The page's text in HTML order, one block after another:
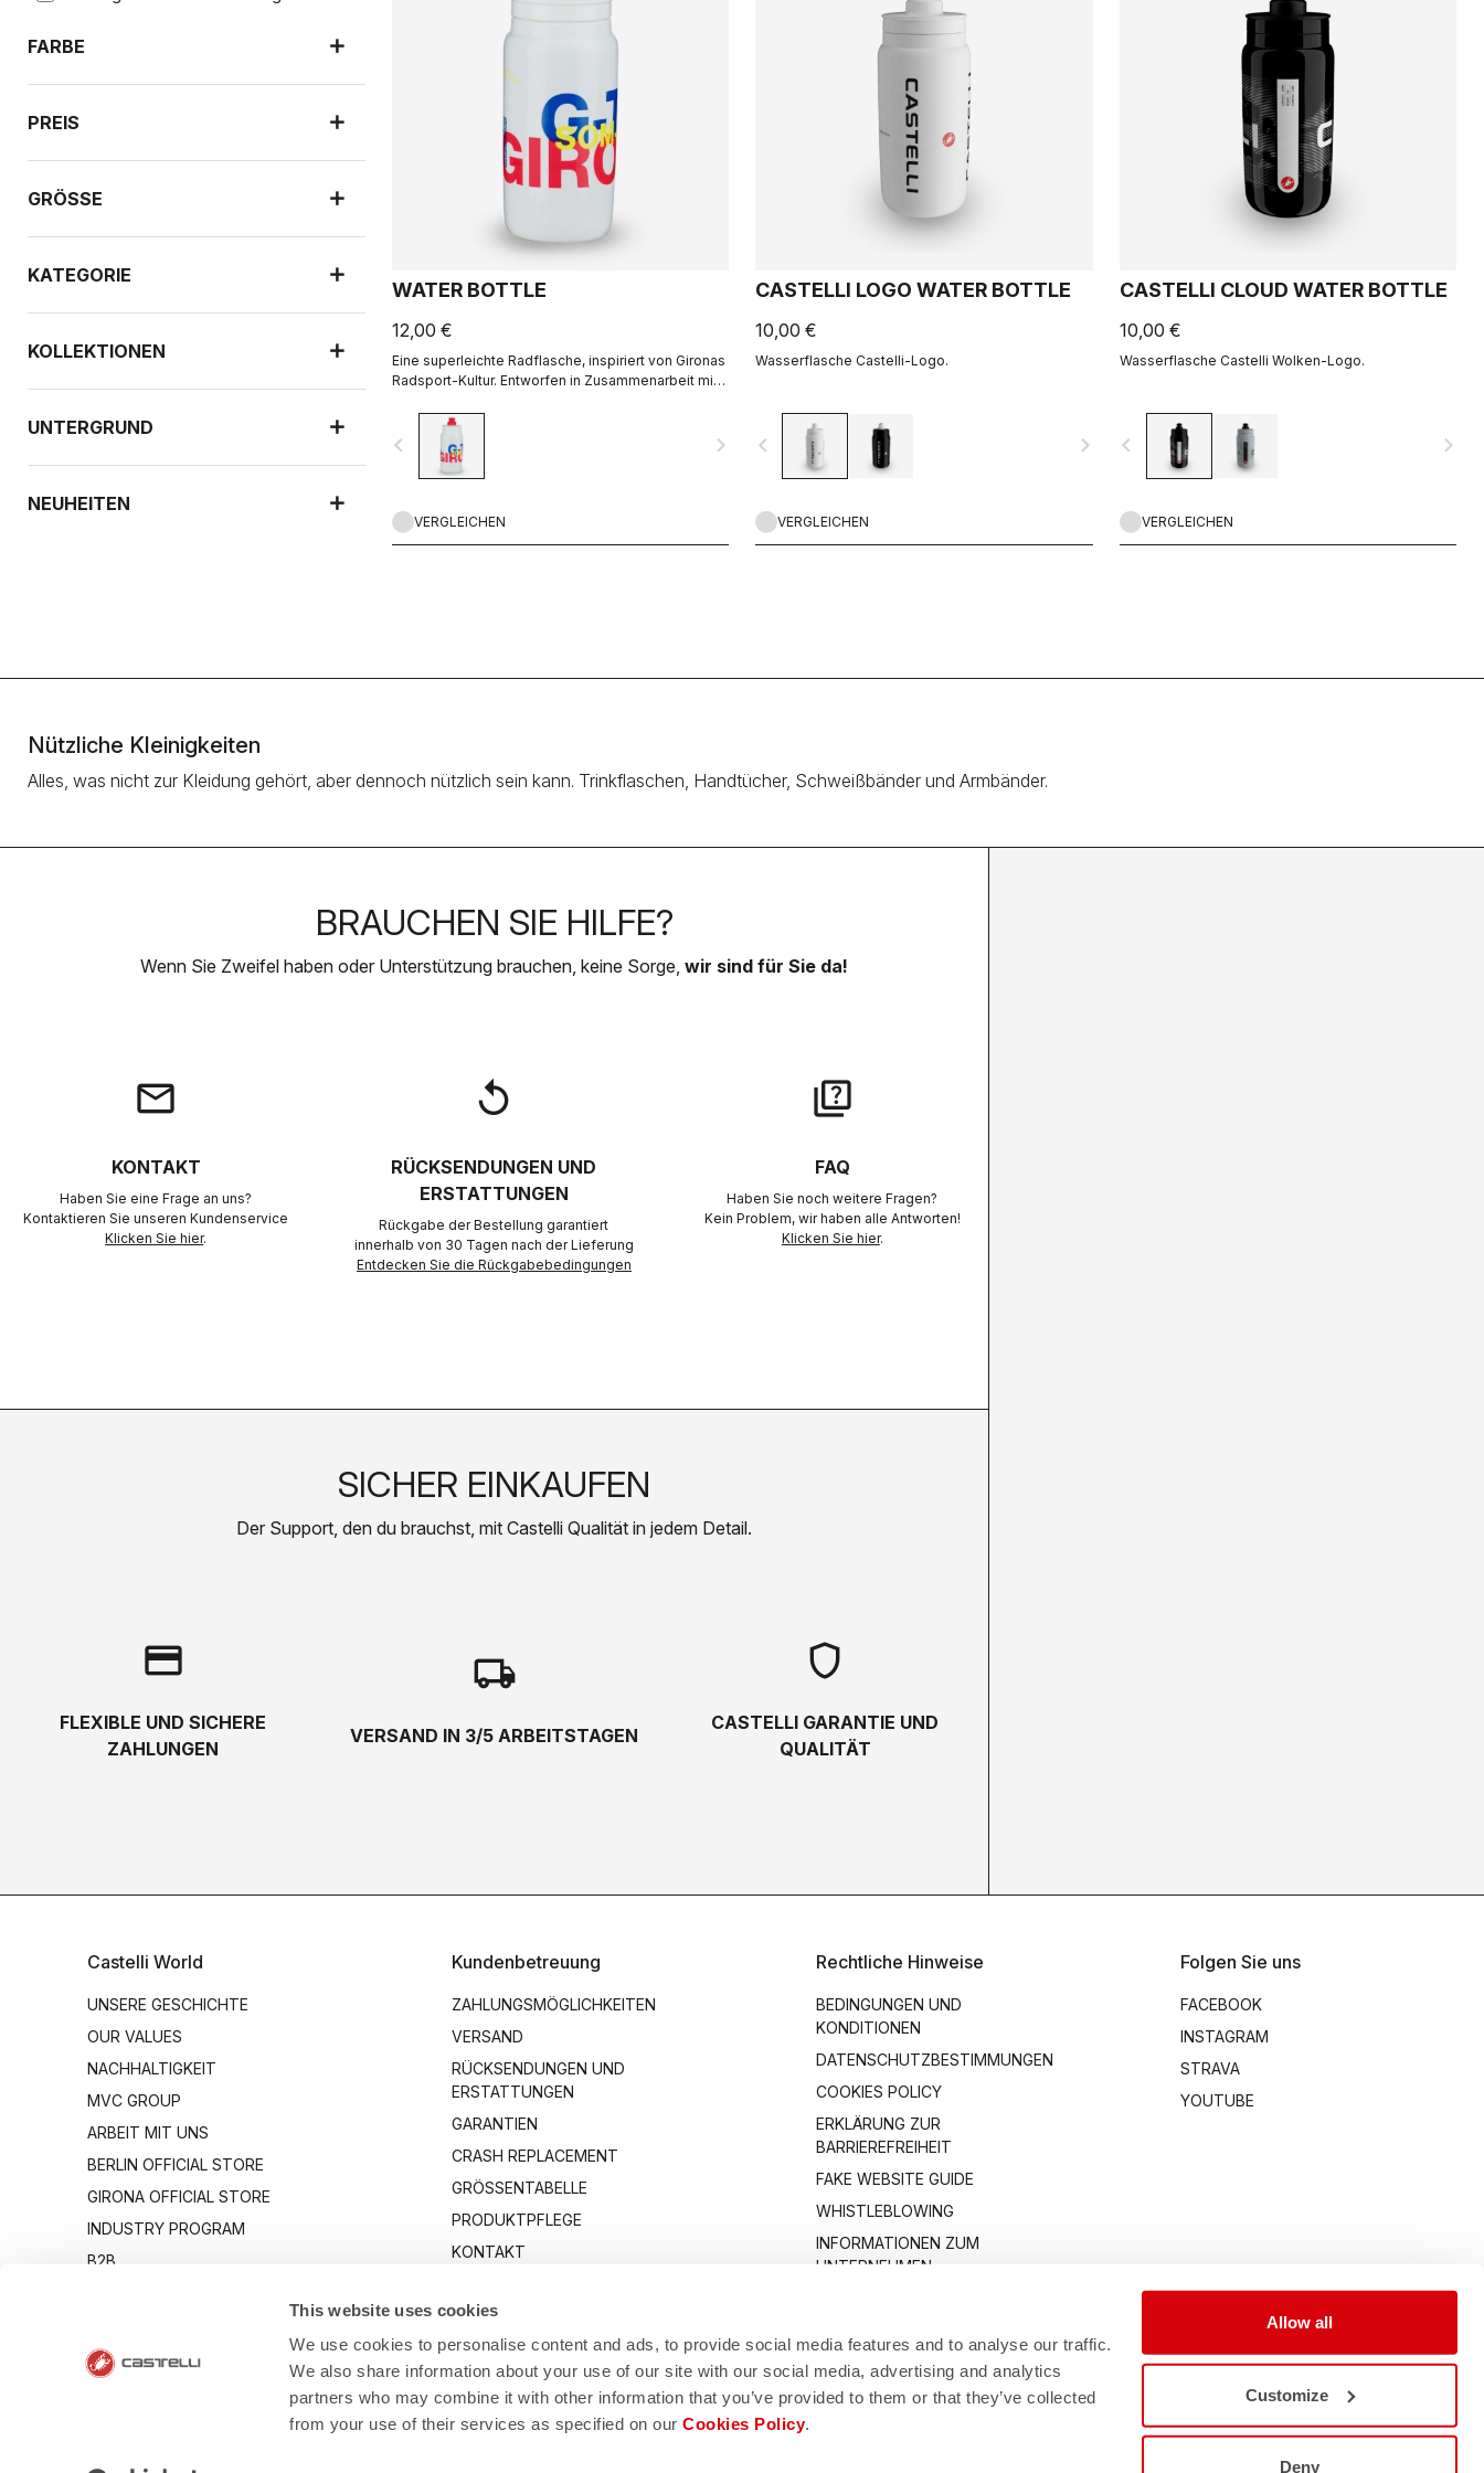
This website uses cookies
We use cookies to personalise content and ads, to provide social media features and to analyse our traffic.
We also share information about your use of our site with our social media, advertising and analytics
partners who may combine it with other information that you’ve provided to them or that they’ve collected
from your use of their services as specified on ourCookies Policy.
Allow all
Customize
Deny
FARBE
PREIS
GRÖSSE
KATEGORIE
KOLLEKTIONEN
UNTERGRUND
NEUHEITEN
WATER BOTTLE
12,00 €
Eine superleichte Radflasche, inspiriert von Gironas
Radsport-Kultur. Entworfen in Zusammenarbeit mit
navigate_before navigate_next
VERGLEICHEN
CASTELLI LOGO WATER BOTTLE
10,00 €
Wasserflasche Castelli-Logo.
navigate_before navigate_next
VERGLEICHEN
CASTELLI CLOUD WATER BOTTLE
10,00 €
Wasserflasche Castelli Wolken-Logo.
navigate_before navigate_next
VERGLEICHEN
Nützliche Kleinigkeiten
Alles, was nicht zur Kleidung gehört, aber dennoch nützlich sein kann. Trinkflaschen, Handtücher, Schweißbänder und Armbänder.
BRAUCHEN SIE HILFE?
Wenn Sie Zweifel haben oder Unterstützung brauchen, keine Sorge, wir sind für Sie da!
email
KONTAKT
Haben Sie eine Frage an uns?
Kontaktieren Sie unseren Kundenservice
Klicken Sie hier.
replay
RÜCKSENDUNGEN UND
ERSTATTUNGEN
Rückgabe der Bestellung garantiert
innerhalb von 30 Tagen nach der Lieferung
Entdecken Sie die Rückgabebedingungen
quiz
FAQ
Haben Sie noch weitere Fragen?
Kein Problem, wir haben alle Antworten!
Klicken Sie hier.
SICHER EINKAUFEN
Der Support, den du brauchst, mit Castelli Qualität in jedem Detail.
credit_card
FLEXIBLE UND SICHERE
ZAHLUNGEN
local_shipping
VERSAND IN 3/5 ARBEITSTAGEN
shield
CASTELLI GARANTIE UND
QUALITÄT
Castelli World
UNSERE GESCHICHTE
OUR VALUES
NACHHALTIGKEIT
MVC GROUP
ARBEIT MIT UNS
BERLIN OFFICIAL STORE
GIRONA OFFICIAL STORE
INDUSTRY PROGRAM
B2B
Kundenbetreuung
ZAHLUNGSMÖGLICHKEITEN
VERSAND
RÜCKSENDUNGEN UND
ERSTATTUNGEN
GARANTIEN
CRASH REPLACEMENT
GRÖSSENTABELLE
PRODUKTPFLEGE
KONTAKT
Rechtliche Hinweise
BEDINGUNGEN UND
KONDITIONEN
DATENSCHUTZBESTIMMUNGEN
COOKIES POLICY
ERKLÄRUNG ZUR
BARRIEREFREIHEIT
FAKE WEBSITE GUIDE
WHISTLEBLOWING
INFORMATIONEN ZUM
UNTERNEHMEN
Folgen Sie uns
FACEBOOK
INSTAGRAM
STRAVA
YOUTUBE